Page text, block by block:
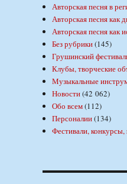
Авторская песня в
Авторская песня как
Авторская песня как
Без рубрики(145)
Грушинский
Клубы, творческие
Музыкальные
Новости(42 062)
Обо всем(112)
Персоналии(134)
Фестивали,